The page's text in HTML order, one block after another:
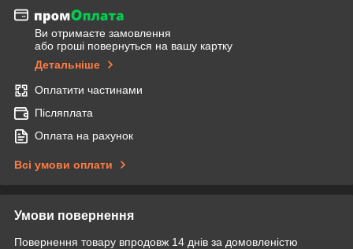
Ви отримаєте замовлення
або гроші повернуться на вашу картку
Детальніше
Оплатити частинами
Післяплата
Оплата на рахунок
Всі умови оплати
Умови повернення
Повернення товару впродовж 14 днів за домовленістю